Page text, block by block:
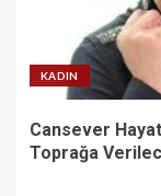
KADIN
Cansever
Toprağa